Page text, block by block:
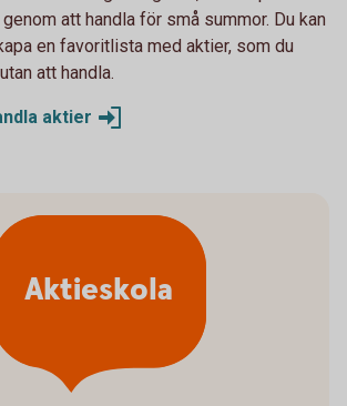
att handla för små summor. Du kan
en favoritlista med aktier, som du
att handla.
aktier
Aktieskola